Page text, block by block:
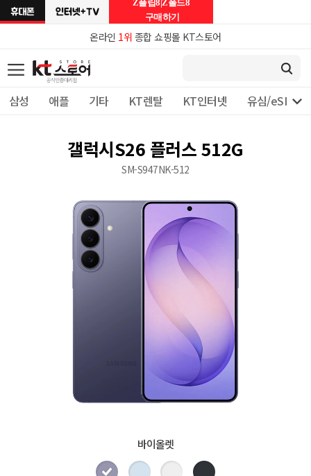
온라인 1위 종합 쇼핑몰 KT스토어
삼성 애플 기타 KT렌탈 KT인터넷 유심/eSIM 개

Z플립8|Z폴드8
구매하기
갤럭시S26 플러스 512G
SM-S947NK-512
바이올렛